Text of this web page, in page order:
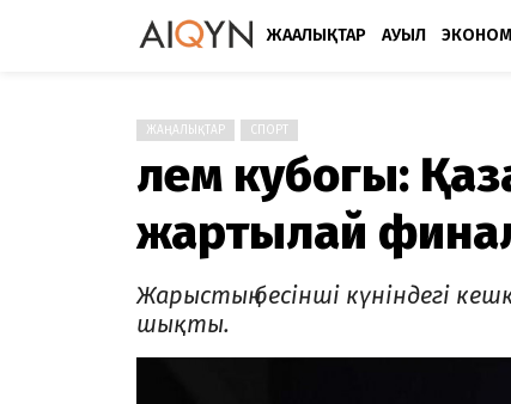
ЖАҢАЛЫҚТАР АУЫЛ
ЖАҢАЛЫҚТАР СПОРТ
Әлем кубогы:
жартылай
Жарыстың бесінші күніндегі
шықты.